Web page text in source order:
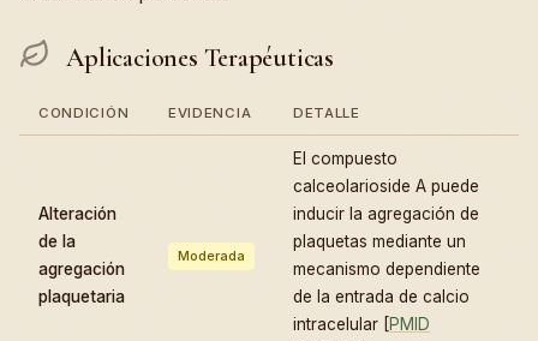
Aplicaciones Terapéuticas
CONDICIÓN EVIDENCIA DETALLE
Alteración
de la
agregación
plaquetaria
Moderada
El compuesto
calceolarioside A puede
inducir la agregación de
plaquetas mediante un
mecanismo dependiente
de la entrada de calcio
intracelular [PMID